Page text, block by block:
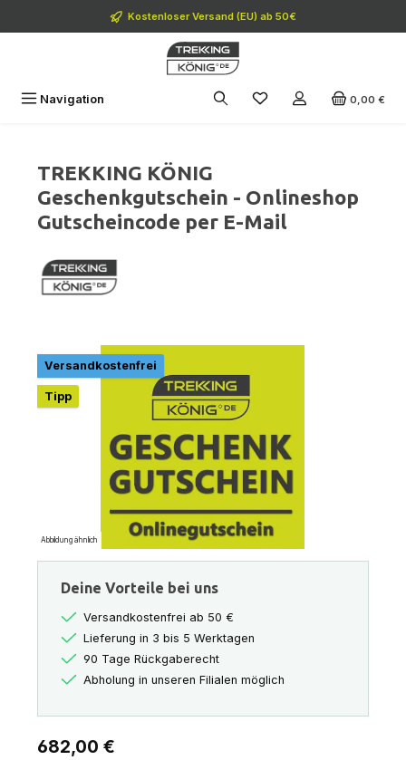
Zum Hauptinhalt springenKostenloser Versand (EU) ab 50€
Navigation 0,00 €
TREKKING KÖNIG
Geschenkgutschein - Onlineshop
Gutscheincode per E-Mail
Bildergalerie überspringen
Versandkostenfrei
Tipp
Abbildung ähnlich
Deine Vorteile bei uns
Versandkostenfrei ab 50 €
Lieferung in 3 bis 5 Werktagen
90 Tage Rückgaberecht
Abholung in unseren Filialen möglich
Regulärer Preis:
682,00 €